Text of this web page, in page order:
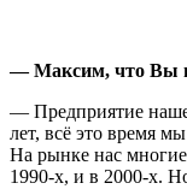
— Максим, что Вы
— Предприятие
лет, всё это время
На рынке нас
1990-х, и в 2000-х.